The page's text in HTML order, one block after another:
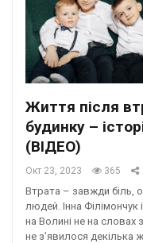
Життя після
будинку –
(ВІДЕО)
Окт 23, 2023 365
Втрата – завжди біль,
людей. Інна
на Волині не на словах
не зʼявилося декілька